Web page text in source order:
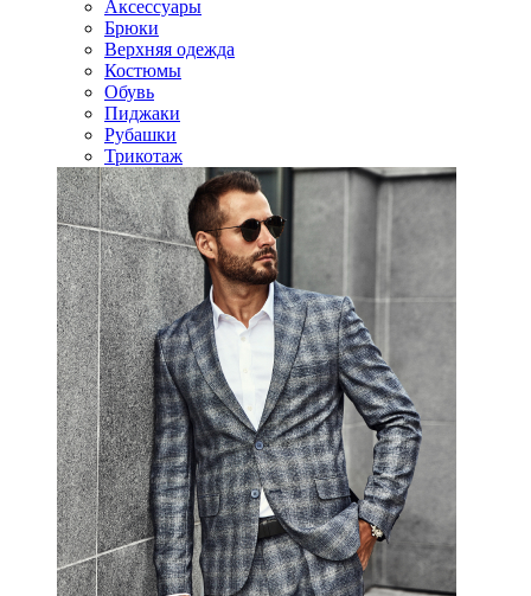
Аксессуары
Брюки
Верхняя одежда
Костюмы
Обувь
Пиджаки
Рубашки
Трикотаж